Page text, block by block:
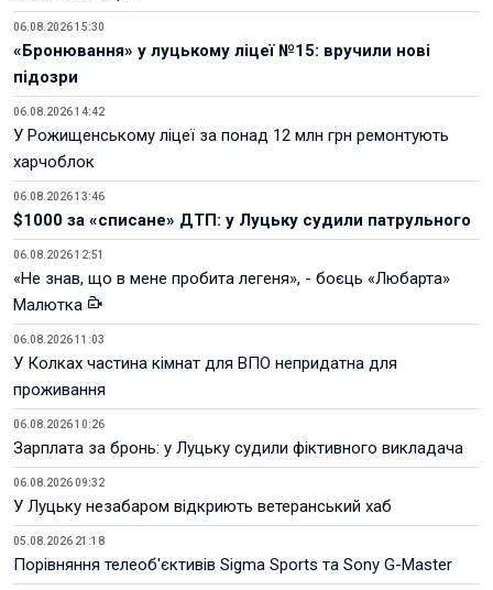
06.08.2026 15:30
«Бронювання» у луцькому ліцеї №15: вручили нові
підозри
06.08.2026 14:42
У Рожищенському ліцеї за понад 12 млн грн ремонтують
харчоблок
06.08.2026 13:46
$1000 за «списане» ДТП: у Луцьку судили патрульного
06.08.2026 12:51
«Не знав, що в мене пробита легеня», - боєць «Любарта»
Малютка
06.08.2026 11:03
У Колках частина кімнат для ВПО непридатна для
проживання
06.08.2026 10:26
Зарплата за бронь: у Луцьку судили фіктивного викладача
06.08.2026 09:32
У Луцьку незабаром відкриють ветеранський хаб
05.08.2026 21:18
Порівняння телеоб'єктивів Sigma Sports та Sony G-Master